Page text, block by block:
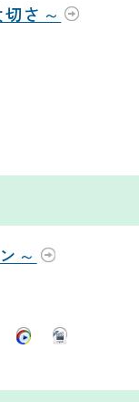
さ～
～